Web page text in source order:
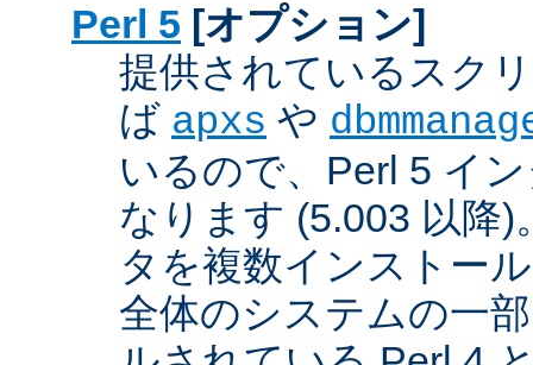
Perl 5 [オプション]
提供されているスク
ば apxs や
いるので、Perl 5 イ
なります (5.003 以降
タを複数インストー
全体のシステムの一